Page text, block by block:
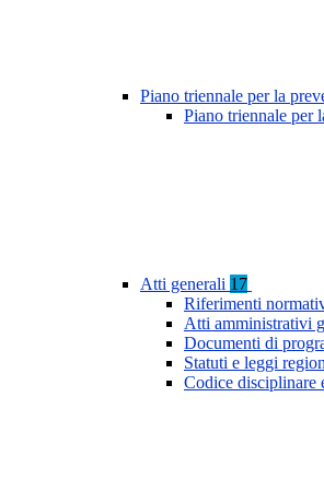
Piano triennale per la
Piano triennale per
Atti generali 17
Riferimenti
Atti amministrativi
Documenti di
Statuti e leggi
Codice disciplinare